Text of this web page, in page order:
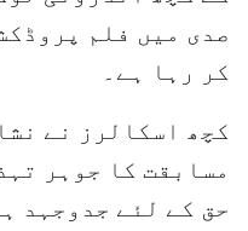
صدی میں فلم
کر رہا ہے۔
کچھ اسکالرز نے
مسابقت کا جوہر